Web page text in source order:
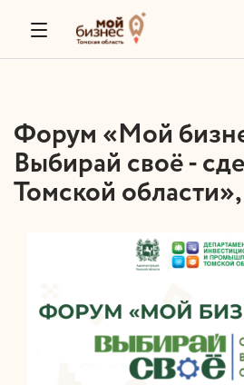
Форум «Мой
Выбирай своё -
Томской